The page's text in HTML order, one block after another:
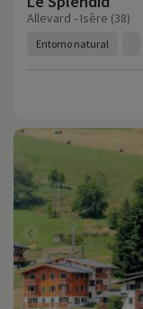
Allevard - Isère (38)
Entorno natural